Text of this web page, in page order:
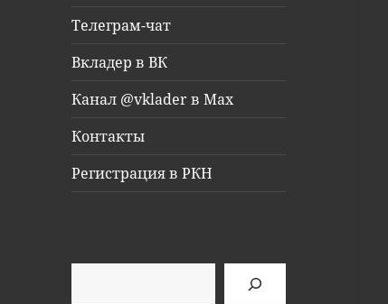
Телеграм-чат
Вкладер в ВК
Канал @vklader в Max
Контакты
Регистрация в РКН